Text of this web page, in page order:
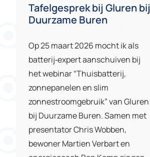
Tafelgesprek bij Gluren bij
Duurzame Buren
Op 25 maart 2026 mocht ik als
batterij‑expert aanschuiven bij
het webinar “Thuisbatterij,
zonnepanelen en slim
zonnestroomgebruik” van Gluren
bij Duurzame Buren. Samen met
presentator Chris Wobben,
bewoner Martien Verbart en